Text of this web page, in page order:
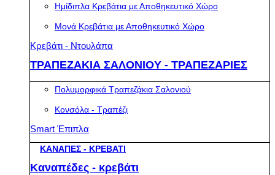
Ημίδιπλα Κρεβάτια με Αποθηκευτικό Χώρο
Μονά Κρεβάτια με Αποθηκευτικό Χώρο
Κρεβάτι - Ντουλάπα
ΤΡΑΠΕΖΑΚΙΑ ΣΑΛΟΝΙΟΥ - ΤΡΑΠΕΖΑΡΙΕΣ
Πολυμορφικά Τραπεζάκια Σαλονιού
Κονσόλα - Τραπέζι
Smart Έπιπλα
ΚΑΝΑΠΕΣ - ΚΡΕΒΑΤΙ
Καναπέδες - κρεβάτι